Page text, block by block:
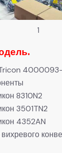
1
4000093-
8310N2
3501TN2
4352AN